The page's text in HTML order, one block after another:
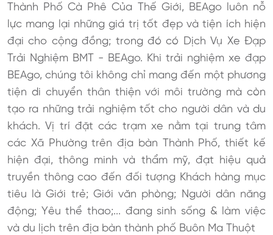
Thành Phố Cà Phê Của Thế Giới, BEAgo luôn nỗ
lực mang lại những giá trị tốt đẹp và tiện ích hiện
đại cho cộng đồng; trong đó có Dịch Vụ Xe Đạp
Trải Nghiệm BMT - BEAgo. Khi trải nghiệm xe đạp
BEAgo, chúng tôi không chỉ mang đến một phương
tiện di chuyển thân thiện với môi trường mà còn
tạo ra những trải nghiệm tốt cho người dân và du
khách. Vị trí đặt các trạm xe nằm tại trung tâm
các Xã Phường trên địa bàn Thành Phố, thiết kế
hiện đại, thông minh và thẩm mỹ, đạt hiệu quả
truyền thông cao đến đối tượng Khách hàng mục
tiêu là Giới trẻ; Giới văn phòng; Người dân năng
động; Yêu thể thao;... đang sinh sống & làm việc
và du lịch trên địa bàn thành phố Buôn Ma Thuột